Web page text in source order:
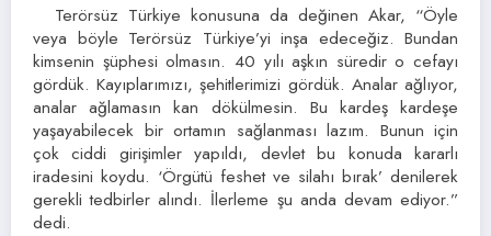
Terörsüz Türkiye konusuna da değinen Akar, “Öyle
veya böyle Terörsüz Türkiye’yi inşa edeceğiz. Bundan
kimsenin şüphesi olmasın. 40 yılı aşkın süredir o cefayı
gördük. Kayıplarımızı, şehitlerimizi gördük. Analar ağlıyor,
analar ağlamasın kan dökülmesin. Bu kardeş kardeşe
yaşayabilecek bir ortamın sağlanması lazım. Bunun için
çok ciddi girişimler yapıldı, devlet bu konuda kararlı
iradesini koydu. ‘Örgütü feshet ve silahı bırak’ denilerek
gerekli tedbirler alındı. İlerleme şu anda devam ediyor.”
dedi.